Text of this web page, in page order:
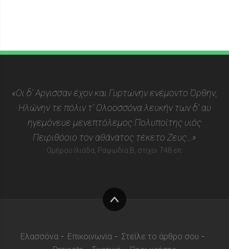
«Οι δ’ Αργισσαν έχον και Γυρτώνην ενέμοντο Όρθην,
Ηλώνην τε πόλιν τ’ Ολοοσσόνα λευκήν των δ’ αυ
ηγεμόνευε μενεπτόλεμος Πολυποίτης υιός
Πειριθόοιο τον αθάνατος τέκετο Ζευς…»
Ομήρου Ιλιάδα, Ραψωδία Β, στίχοι 748 επ.
Ελασσόνα Επικοινωνία
Στείλε το άρθρο σου